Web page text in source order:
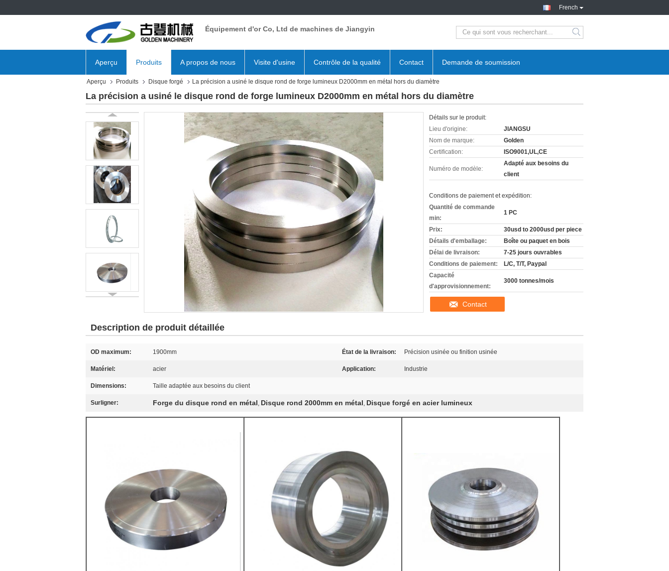
French
Équipement d'or Co, Ltd de machines de Jiangyin
Aperçu Produits A propos de nous Visite d'usine Contrôle de la qualité Contact Demande de soumission
Aperçu Produits Disque forgé La précision a usiné le disque rond de forge lumineux D2000mm en métal hors du diamètre
La précision a usiné le disque rond de forge lumineux D2000mm en métal hors du diamètre
Détails sur le produit:
Lieu d'origine:
JIANGSU
Nom de marque:
Golden
Certification:
ISO9001,UL,CE
Numéro de modèle:
Adapté aux besoins du
client
Conditions de paiement et expédition:
Quantité de commande
min:
1 PC
Prix:
30usd to 2000usd per piece
Détails d'emballage:
Boîte ou paquet en bois
Délai de livraison:
7-25 jours ouvrables
Conditions de paiement:
L/C, T/T, Paypal
Capacité
d'approvisionnement:
3000 tonnes/mois
Contact
Description de produit détaillée
OD maximum: 1900mm État de la livraison: Précision usinée ou finition usinée
Matériel: acier Application: Industrie
Dimensions: Taille adaptée aux besoins du client
Surligner: Forge du disque rond en métal, Disque rond 2000mm en métal, Disque forgé en acier lumineux